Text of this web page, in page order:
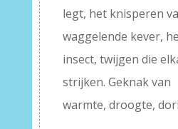
legt, het knisperen
waggelende kever,
insect, twijgen die
strijken. Geknak van
warmte, droogte,